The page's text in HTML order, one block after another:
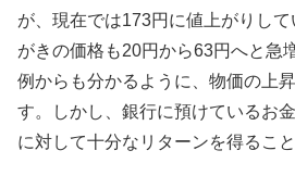
が、現在では173円に値上がりし
がきの価格も20円から63円へと急
例からも分かるように、物価の上
す。しかし、銀行に預けているお
に対して十分なリターンを得るこ